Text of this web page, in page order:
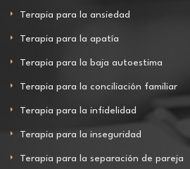
Terapia para la ansiedad
Terapia para la apatía
Terapia para la baja autoestima
Terapia para la conciliación familiar
Terapia para la infidelidad
Terapia para la inseguridad
Terapia para la separación de pareja